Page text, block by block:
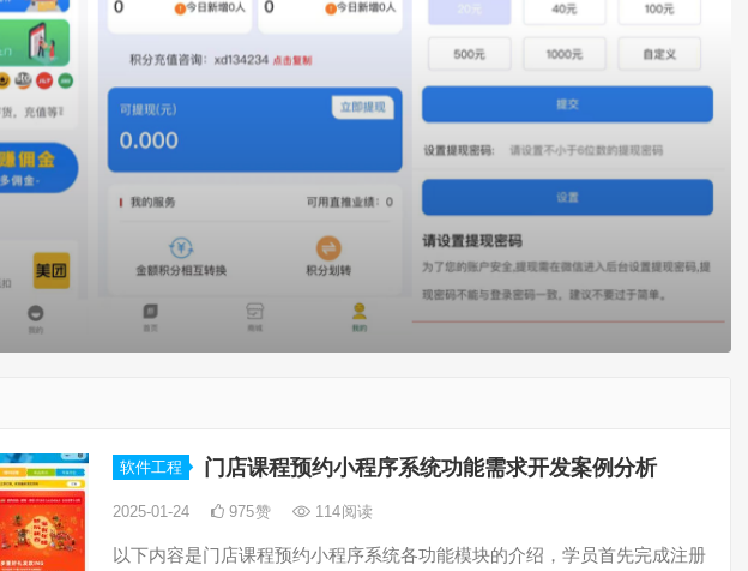
软件工程 门店课程预约小程序系统功能需求开发案例分析
2025-01-24 975赞 114阅读
以下内容是门店课程预约小程序系统各功能模块的介绍，学员首先完成注册